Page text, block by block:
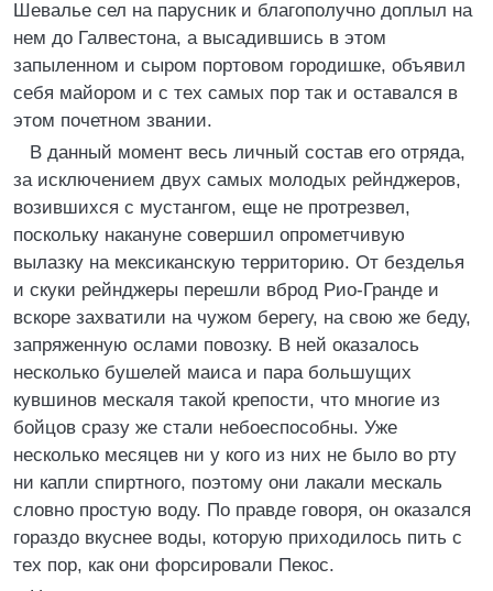
Шевалье сел на парусник и благополучно доплыл на
нем до Галвестона, а высадившись в этом
запыленном и сыром портовом городишке, объявил
себя майором и с тех самых пор так и оставался в
этом почетном звании.
В данный момент весь личный состав его отряда,
за исключением двух самых молодых рейнджеров,
возившихся с мустангом, еще не протрезвел,
поскольку накануне совершил опрометчивую
вылазку на мексиканскую территорию. От безделья
и скуки рейнджеры перешли вброд Рио-Гранде и
вскоре захватили на чужом берегу, на свою же беду,
запряженную ослами повозку. В ней оказалось
несколько бушелей маиса и пара большущих
кувшинов мескаля такой крепости, что многие из
бойцов сразу же стали небоеспособны. Уже
несколько месяцев ни у кого из них не было во рту
ни капли спиртного, поэтому они лакали мескаль
словно простую воду. По правде говоря, он оказался
гораздо вкуснее воды, которую приходилось пить с
тех пор, как они форсировали Пекос.